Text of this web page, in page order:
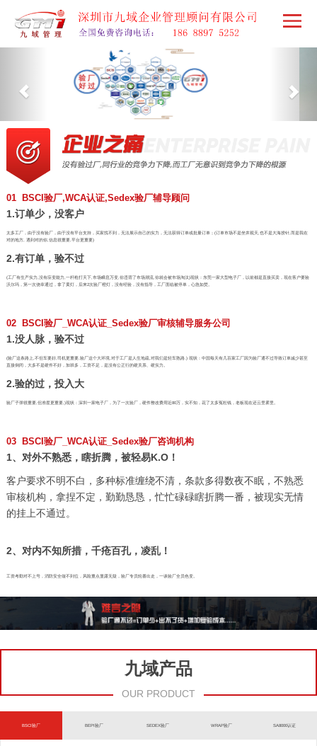
01 BSCI验厂,WCA认证,Sedex验厂辅导顾问
1.订单少，没客户
太多工厂，由于没有验厂，由于没有平台支持，买家找不到，无法展示自己的实力，无法获得订单或批量订单；(订单市场不是坐井观天,也不是大海捞针,而是我在
对的地方, 遇到对的你,信息很重要,平台更重要)
2.有订单，验不过
(工厂有生产实力,没有应变能力,一杆枪打天下,市场瞬息万变,你违背了市场潮流,你就会被市场淘汰)现状：东莞一家大型电子厂，以前都是直接买卖，现在客户要验
沃尔玛，第一次侥幸通过，拿了黄灯，后来2次验厂橙灯，没有经验，没有指导，工厂面临被停单，心急如焚。
02 BSCI验厂_WCA认证_Sedex验厂审核辅导服务公司
1.没人脉，验不过
(验厂这条路上,不但车要好,司机更重要,验厂这个大环境,对于工厂是人生地疏,对我们是轻车熟路.) 现状：中国每天有几百家工厂因为验厂通不过导致订单减少甚至
直接倒闭，大多不是硬件不好，加班多，工资不足，是没有公正行的硬关系、硬实力。
2.验的过，投入大
验厂子弹很重要,但准星更重要,)现状：深圳一家电子厂，为了一次验厂，硬件整改费用近80万，实不知，花了太多冤枉钱，老板现在还云里雾里。
03 BSCI验厂_WCA认证_Sedex验厂咨询机构
1、对外不熟悉，瞎折腾，被轻易K.O！
客户要求不明不白，多种标准缠绕不清，条款多得数夜不眠，不熟悉
审核机构，拿捏不定，勤勤恳恳，忙忙碌碌瞎折腾一番，被现实无情
的挂上不通过。
2、对内不知所措，千疮百孔，凌乱！
工资考勤对不上号，消防安全做不到位，风险重点显露无疑，验厂专员轮番出走，一谈验厂全员色变。
九域产品
OUR PRODUCT
BSCI验厂 BEPI验厂 SEDEX验厂 WRAP验厂 SA8000认证